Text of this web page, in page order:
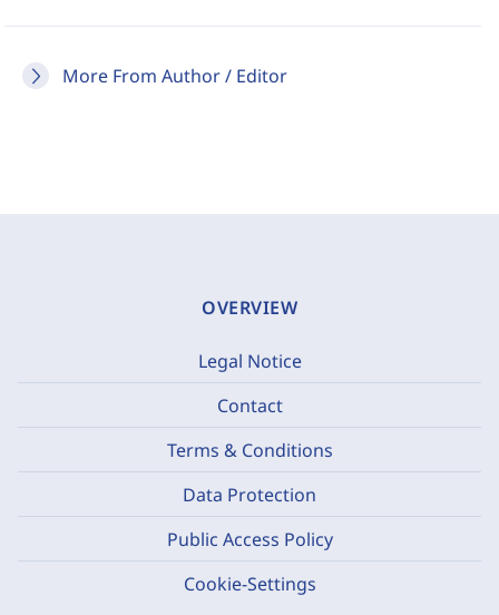
More From Author / Editor
OVERVIEW
Legal Notice
Contact
Terms & Conditions
Data Protection
Public Access Policy
Cookie-Settings